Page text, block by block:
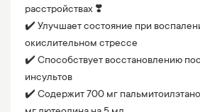
расстройствах ❣️
✔️ Улучшает состояние при
окислительном стрессе
✔️ Способствует восстановлению
инсультов
✔️ Содержит 700 мг